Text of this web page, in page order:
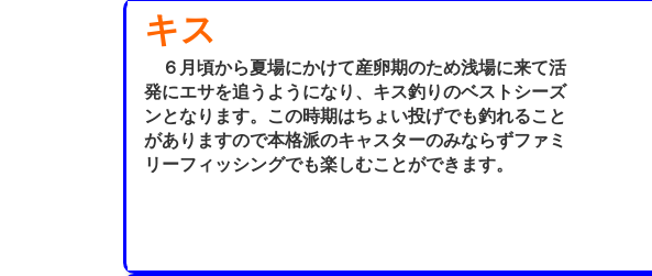
キス
６月頃から夏場にかけて産卵期のため浅場に来て活
発にエサを追うようになり、キス釣りのベストシーズ
ンとなります。この時期はちょい投げでも釣れること
がありますので本格派のキャスターのみならずファミ
リーフィッシングでも楽しむことができます。